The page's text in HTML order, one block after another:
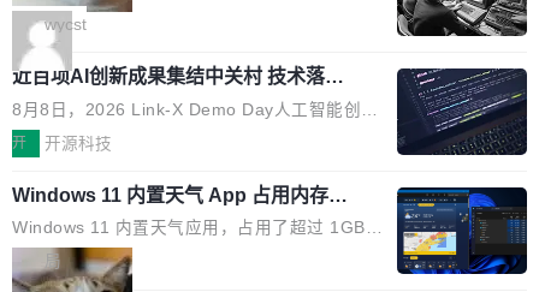
8 万亿。美团 LongCat-2.0 是 1.6 万亿。字节
跳动的这个未命名模型，直接跳到了 10 万亿。
预训练通常需要 3 到 6 个月，之后还有微调阶
段。按这个时间线，最早可能在 2026 年底或 2
027 年初发布。 这个节点很微妙。Anthropic 刚
在 5 月发布了 Mythos 5...
动机理由，就是想开源了，如果非要说一个，那
就是它多少弥补了国产 Java 自研 HTTP/2 框架
这块空白——放眼国产 Java 生态，能拿出手的
HTTP/2 网络框架，要么闭源，要么底层建立在
Netty 之上，真正自研的 Java 实现几乎没有。
wastnet 是一款完全自研、零第三方依赖的轻量
级 Java 网络应用框架，核心基于 JDK 原生 NI
O 构建 Reactor 多路复用模型，不依赖 Netty、
Tomcat 等任何第三方网络库。其 HTTP/2 协议
栈从 HPACK、Huffman 到 ALPN 均为自主实
wycst
近百项AI创新成果集结中关村 技术落地
与产业迭代提速
8月8日，2026 Link-X Demo Day人工智能创新
项目展在北京中关村举办。本次活动由星连资
业、学术、投资人士，集中展出近百项覆盖AI芯
片、算力、模型、应用全链条创新项目，聚焦AI
技术产业化落地与资本对接，呈现当前国内AI前
沿技术突破与商业化最新进展。 活动围绕AI学术
开 开源科技
Windows 11 内置天气 App 占用内存超
过 1GB
Windows 11 内置天气应用，占用了超过 1GB
内存。 Notebookcheck 的测试发现这个数字
时，反复确认了多次。不是 100MB，不是 500
局